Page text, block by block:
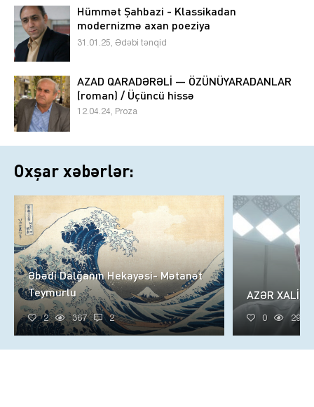
Hümmət Şahbazi - Klassikadan
modernizmə axan poeziya
31.01.25, Ədəbi tənqid
AZAD QARADƏRƏLİ — ÖZÜNÜYARADANLAR
(roman) / Üçüncü hissə
12.04.24, Proza
Oxşar xəbərlər:
Əbədi Dalğanın Hekayəsi- Mətanət
Teymurlu
2 367 2
AZƏR
0 296